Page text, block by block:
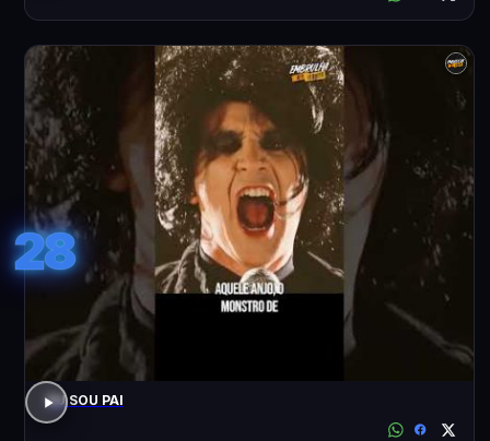
28
EU SOU PAI